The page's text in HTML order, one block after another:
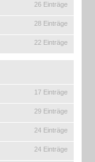
26 Einträge
28 Einträge
22 Einträge
17 Einträge
29 Einträge
24 Einträge
24 Einträge